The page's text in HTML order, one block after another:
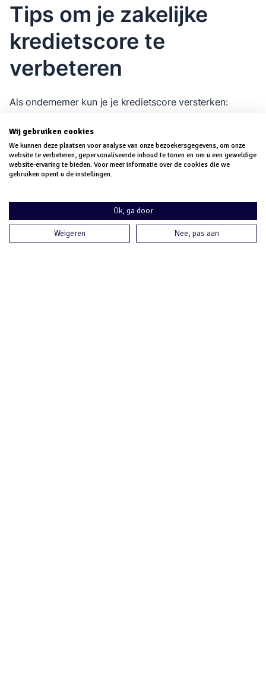
Tips om je zakelijke
kredietscore te
verbeteren
Als ondernemer kun je je kredietscore versterken:
Betaal rekeningen op tijd.
Houd schulden laag.
Controleer je BKR regelmatig.
Wij gebruiken cookies
We kunnen deze plaatsen voor analyse van onze bezoekersgegevens, om onze
website te verbeteren, gepersonaliseerde inhoud te tonen en om u een geweldige
website-ervaring te bieden. Voor meer informatie over de cookies die we
gebruiken opent u de instellingen.
Ok, ga door
Weigeren Nee, pas aan